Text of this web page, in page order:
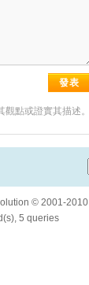
點或證實其描述。
© 2001-2010
5 queries